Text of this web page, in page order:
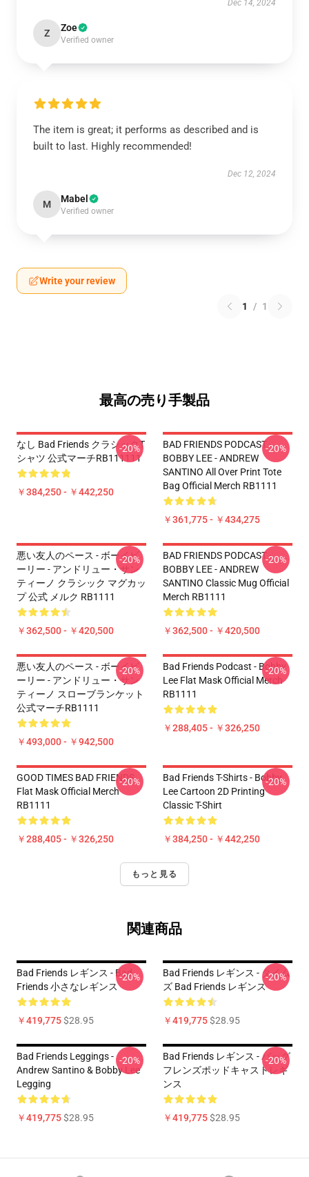
Dec 14, 2024
Z Zoe
Verified owner
The item is great; it performs as described and is
built to last. Highly recommended!
Dec 12, 2024
M Mabel
Verified owner
Write your review
1 / 1
最高の売り手製品
なし Bad Friends クラシックT
シャツ 公式マーチRB111111
￥384,250 - ￥442,250
-20%
BAD FRIENDS PODCAST -
BOBBY LEE - ANDREW
SANTINO All Over Print Tote
Bag Official Merch RB1111
￥361,775 - ￥434,275
-20%
悪い友人のペース - ボーイビ
ーリー - アンドリュー・サン
ティーノ クラシック マグカッ
プ 公式 メルク RB1111
￥362,500 - ￥420,500
-20%
BAD FRIENDS PODCAST -
BOBBY LEE - ANDREW
SANTINO Classic Mug Official
Merch RB1111
￥362,500 - ￥420,500
-20%
悪い友人のペース - ボーイビ
ーリー - アンドリュー・サン
ティーノ スローブランケット
公式マーチRB1111
￥493,000 - ￥942,500
-20%
Bad Friends Podcast - Bobby
Lee Flat Mask Official Merch
RB1111
￥288,405 - ￥326,250
-20%
GOOD TIMES BAD FRIENDS
Flat Mask Official Merch
RB1111
￥288,405 - ￥326,250
-20%
Bad Friends T-Shirts - Bobby
Lee Cartoon 2D Printing
Classic T-Shirt
￥384,250 - ￥442,250
-20%
もっと見る
関連商品
Bad Friends レギンス - Bad
Friends 小さなレギンス
￥419,775$28.95
-20%
Bad Friends レギンス - タイム
ズ Bad Friends レギンス
￥419,775$28.95
-20%
Bad Friends Leggings -
Andrew Santino & Bobby Lee
Legging
￥419,775$28.95
-20%
Bad Friends レギンス - バッグ
フレンズポッドキャストレギ
ンス
￥419,775$28.95
-20%